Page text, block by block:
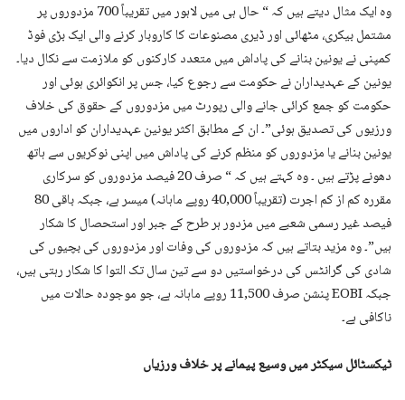
وہ ایک مثال دیتے ہیں کہ “ حال ہی میں لاہور میں تقریباً 700 مزدوروں پر
مشتمل بیکری، مٹھائی اور ڈیری مصنوعات کا کاروبار کرنے والی ایک بڑی فوڈ
کمپنی نے یونین بنانے کی پاداش میں متعدد کارکنوں کو ملازمت سے نکال دیا۔
یونین کے عہدیداران نے حکومت سے رجوع کیا، جس پر انکوائری ہوئی اور
حکومت کو جمع کرائی جانے والی رپورٹ میں مزدوروں کے حقوق کی خلاف
ورزیوں کی تصدیق ہوئی”۔ ان کے مطابق اکثر یونین عہدیداران کو اداروں میں
یونین بنانے یا مزدوروں کو منظم کرنے کی پاداش میں اپنی نوکریوں سے ہاتھ
دھونے پڑتے ہیں ۔ وہ کہتے ہیں کہ “ صرف 20 فیصد مزدوروں کو سرکاری
مقررہ کم از کم اجرت (تقریباً 40,000 روپے ماہانہ) میسر ہے، جبکہ باقی 80
فیصد غیر رسمی شعبے میں مزدور ہر طرح کے جبر اور استحصال کا شکار
ہیں”۔ وہ مزید بتاتے ہیں کہ مزدوروں کی وفات اور مزدوروں کی بچیوں کی
شادی کی گرانٹس کی درخواستیں دو سے تین سال تک التوا کا شکار رہتی ہیں،
جبکہ EOBI پنشن صرف 11,500 روپے ماہانہ ہے، جو موجودہ حالات میں
ناکافی ہے۔
ٹیکسٹائل سیکٹر میں وسیع پیمانے پر خلاف ورزیاں